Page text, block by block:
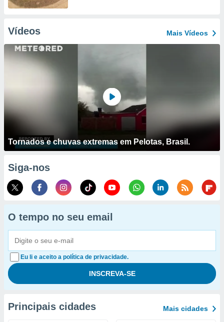
Vídeos Mais Vídeos
Tornados e chuvas extremas em Pelotas, Brasil.
Siga-nos
O tempo no seu email
Eu li e aceito a política de privacidade.
Principais cidades Mais cidades